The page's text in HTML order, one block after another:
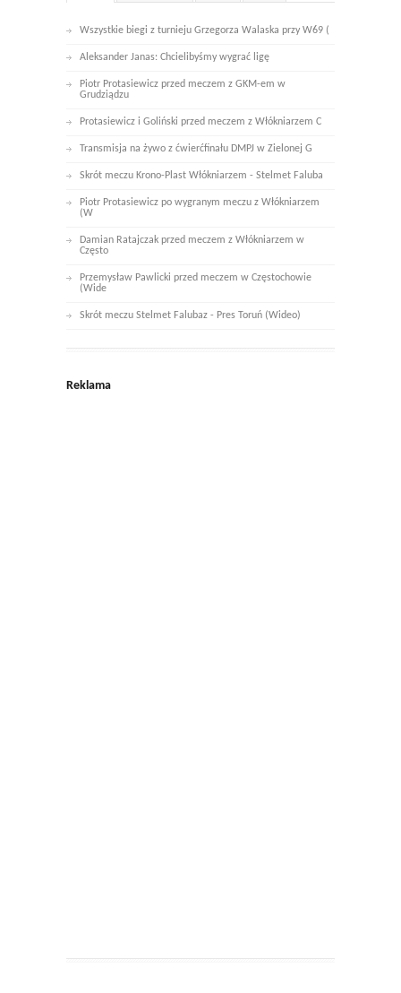
Wszystkie biegi z turnieju Grzegorza Walaska przy W69 (
Aleksander Janas: Chcielibyśmy wygrać ligę
Piotr Protasiewicz przed meczem z GKM-em w
Grudziądzu
Protasiewicz i Goliński przed meczem z Włókniarzem C
Transmisja na żywo z ćwierćfinału DMPJ w Zielonej G
Skrót meczu Krono-Plast Włókniarzem - Stelmet Faluba
Piotr Protasiewicz po wygranym meczu z Włókniarzem
(W
Damian Ratajczak przed meczem z Włókniarzem w
Często
Przemysław Pawlicki przed meczem w Częstochowie
(Wide
Skrót meczu Stelmet Falubaz - Pres Toruń (Wideo)
Reklama